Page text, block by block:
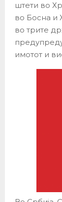
штети во
во Босна и
во трите
имотот и